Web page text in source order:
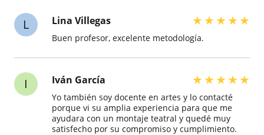
L Lina Villegas ★★★★★
Buen profesor, excelente metodología.
I Iván García ★★★★★
Yo también soy docente en artes y lo contacté
porque vi su amplia experiencia para que me
ayudara con un montaje teatral y quedé muy
satisfecho por su compromiso y cumplimiento.